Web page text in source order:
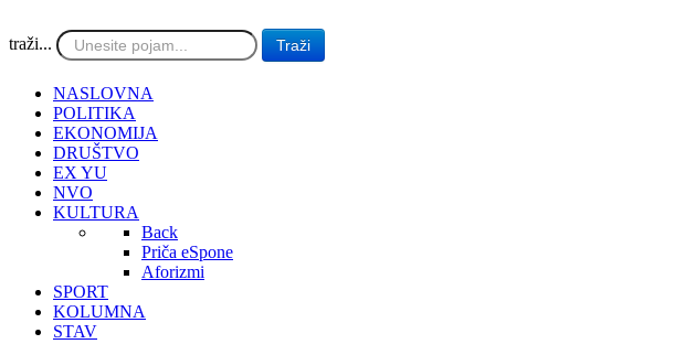
traži... Traži
NASLOVNA
POLITIKA
EKONOMIJA
DRUŠTVO
EX YU
NVO
KULTURA
Back
Priča eSpone
Aforizmi
SPORT
KOLUMNA
STAV